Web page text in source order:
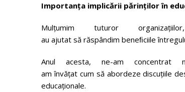
Importanța implicării părinților în
Mulțumim tuturor
au ajutat să răspândim beneﬁciile
Anul acesta, ne-am
am învățat cum să abordeze discuțiile
educaționale.